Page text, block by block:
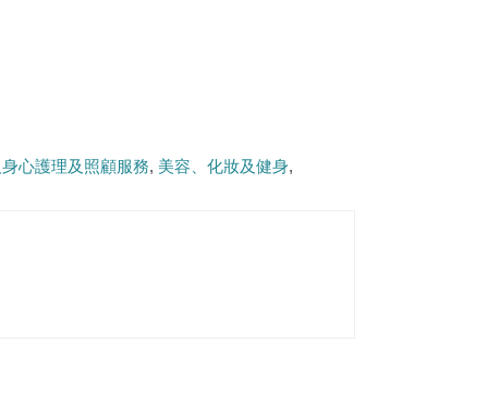
心護理及照顧服務 美容、化妝及健身